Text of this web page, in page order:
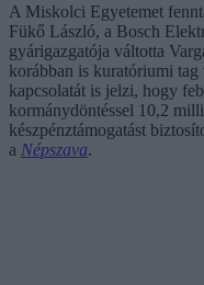
A Miskolci Egyetemet
Fükő László, a Bosch
gyárigazgatója váltotta
korábban is kuratóriumi
kapcsolatát is jelzi, hogy
kormánydöntéssel 10,2
készpénztámogatást
a Népszava.